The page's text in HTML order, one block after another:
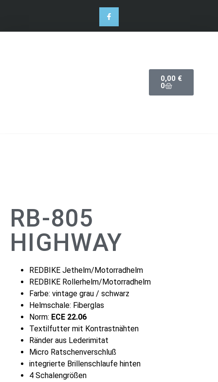
0,00 €
0
RB-805
HIGHWAY
REDBIKE Jethelm/Motorradhelm
REDBIKE Rollerhelm/Motorradhelm
Farbe: vintage grau / schwarz
Helmschale: Fiberglas
Norm: ECE 22.06
Textilfutter mit Kontrastnähten
Ränder aus Lederimitat
Micro Ratschenverschluß
integrierte Brillenschlaufe hinten
4 Schalengrößen